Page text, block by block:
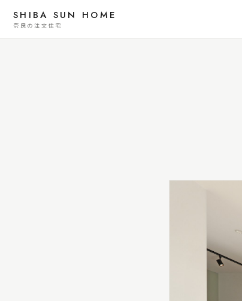
SHIBA SUN HOME
奈良の注文住宅